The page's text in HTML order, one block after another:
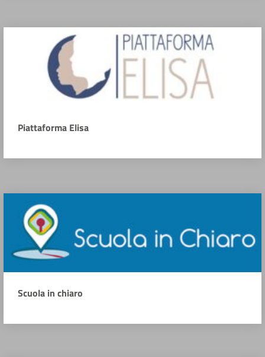
Piattaforma Elisa
Scuola in chiaro